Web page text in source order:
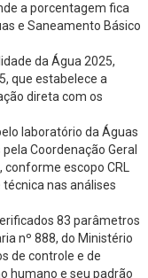
a porcentagem fica
e Saneamento Básico
da Água 2025,
que estabelece a
direta com os
laboratório da Águas
Coordenação Geral
escopo CRL
nas análises
83 parâmetros
nº 888, do Ministério
de controle e de
humano e seu padrão